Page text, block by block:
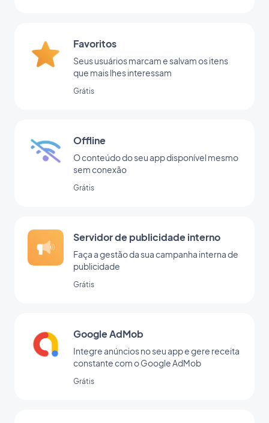
Favoritos
Seus usuários marcam e salvam os itens
que mais lhes interessam
Grátis
Offline
O conteúdo do seu app disponível mesmo
sem conexão
Grátis
Servidor de publicidade interno
Faça a gestão da sua campanha interna de
publicidade
Grátis
Google AdMob
Integre anúncios no seu app e gere receita
constante com o Google AdMob
Grátis